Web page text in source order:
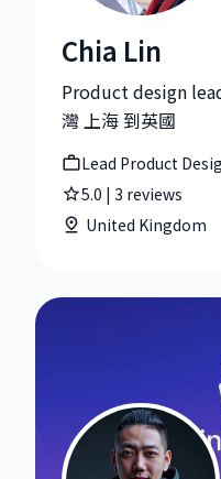
Chia Lin|Lead
Chia Lin
Product design
灣 上海 到英國
Lead Product
5.0 | 3 reviews
United Kingdom